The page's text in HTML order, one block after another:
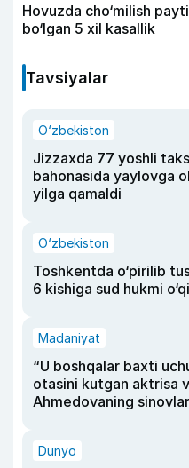
Hovuzda cho‘milish
bo‘lgan 5 xil kasallik
Tavsiyalar
O‘zbekiston
Jizzaxda 77 yoshli
bahonasida yaylovga
yilga qamaldi
O‘zbekiston
Toshkentda o‘pirilib
6 kishiga sud hukmi
Madaniyat
“U boshqalar baxti
otasini kutgan aktrisa
Ahmedovaning
Dunyo